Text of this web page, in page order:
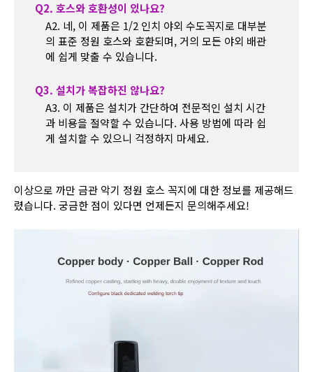
Q2. 호스와 호환성이 있나요?
A2. 네, 이 제품은 1/2 인치 야외 수도꼭지로 대부분
의 표준 정원 호스와 호환되며, 거의 모든 야외 배관
에 쉽게 맞출 수 있습니다.
Q3. 설치가 복잡하진 않나요?
A3. 이 제품은 설치가 간단하여 전문적인 설치 시간
과 비용을 절약할 수 있습니다. 사용 방법에 따라 쉽
게 설치할 수 있으니 걱정하지 마세요.
이상으로 까만 금관 악기 정원 호스 꼭지에 대한 정보를 제공해드
렸습니다. 궁금한 점이 있다면 언제든지 문의해주세요!